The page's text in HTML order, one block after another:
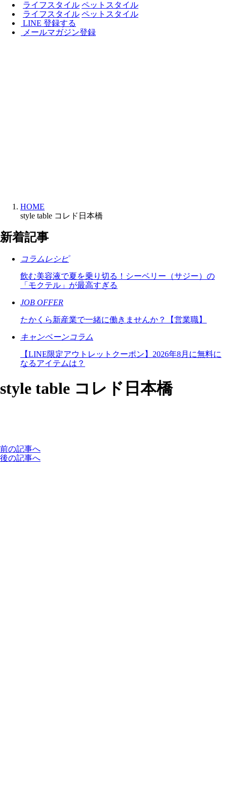
ライフスタイル ペットスタイル
ライフスタイル ペットスタイル
LINE 登録する
メールマガジン登録
HOME
style table コレド日本橋
新着記事
コラムレシピ
飲む美容液で夏を乗り切る！シーベリー（サジー）の
「モクテル」が最高すぎる
JOB OFFER
たかくら新産業で一緒に働きませんか？【営業職】
キャンペーンコラム
【LINE限定アウトレットクーポン】2026年8月に無料に
なるアイテムは？
style table コレド日本橋
前の記事へ
後の記事へ